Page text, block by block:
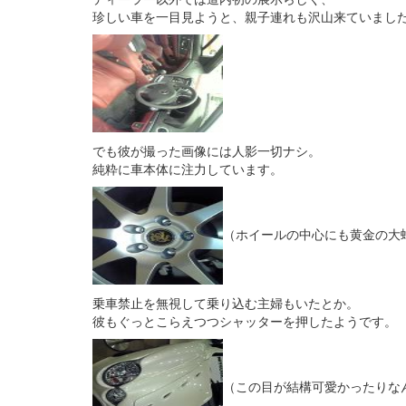
珍しい車を一目見ようと、親子連れも沢山来ていました
でも彼が撮った画像には人影一切ナシ。
純粋に車本体に注力しています。
（ホイールの中心にも黄金の大
乗車禁止を無視して乗り込む主婦もいたとか。
彼もぐっとこらえつつシャッターを押したようです。
（この目が結構可愛かったりな